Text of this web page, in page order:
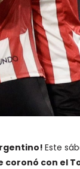
Este
coronó con el